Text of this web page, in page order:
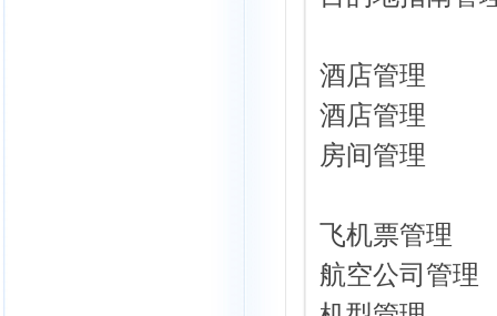
酒店管理
酒店管理
房间管理
飞机票管理
航空公司管理